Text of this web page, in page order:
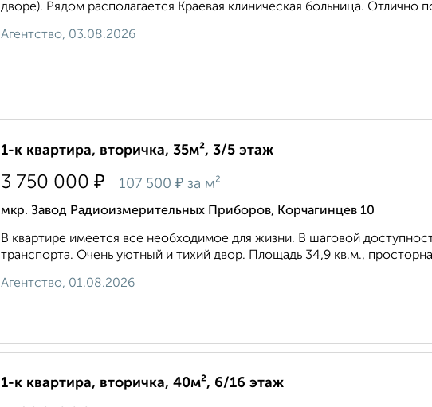
дворе). Рядом располагается Краевая клиническая больница. Отлично
Агентство, 03.08.2026
1-к квартира, вторичка, 35м², 3/5 этаж
3 750 000 ₽ 107 500 ₽ за м²
мкр. Завод Радиоизмерительных Приборов, Корчагинцев 10
В квартире имеется все необходимое для жизни. В шаговой
транспорта. Очень уютный и тихий двор. Площадь 34,9 кв.м.,
Агентство, 01.08.2026
1-к квартира, вторичка, 40м², 6/16 этаж